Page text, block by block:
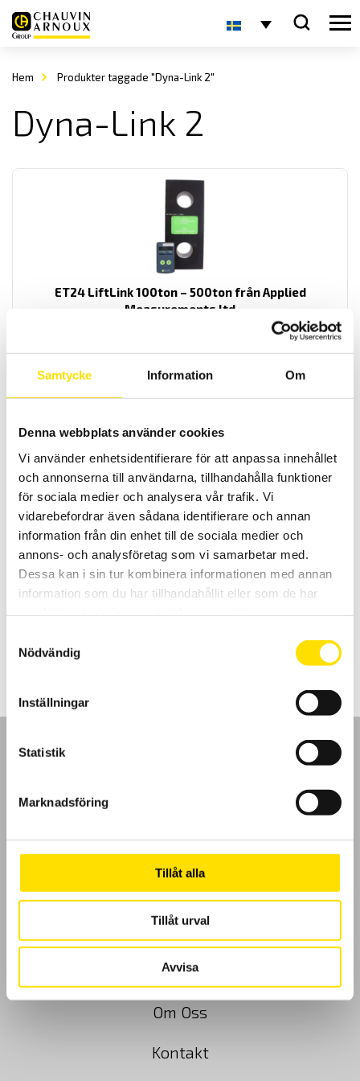
Samtycke Information Om
Denna webbplats använder cookies
Vi använder enhetsidentifierare för att anpassa innehållet
och annonserna till användarna, tillhandahålla funktioner
för sociala medier och analysera vår trafik. Vi
vidarebefordrar även sådana identifierare och annan
information från din enhet till de sociala medier och
annons- och analysföretag som vi samarbetar med.
Dessa kan i sin tur kombinera informationen med annan
information som du har tillhandahållit eller som de har
Nödvändig
Inställningar
Statistik
Marknadsföring
Tillåt alla
Tillåt urval
Avvisa
Hem Produkter taggade "Dyna-Link 2"
Dyna-Link 2
ET24 LiftLink 100ton – 500ton från Applied
Measurements ltd
ET24 Dyna-Link är en kraftfull, lättanvänd dynamometer med
LÄS MER
ET24 LiftLink 1ton – 75 ton från Applied
Measurements ltd
ET24 Dyna-Link är en kraftfull, lättanvänd dynamometer med
maxkapacitet mellan 1000 kg och 75 ton.
Köpvillkor
Cookies
Klagomål
Kundundersökning
Om Oss
Kontakt